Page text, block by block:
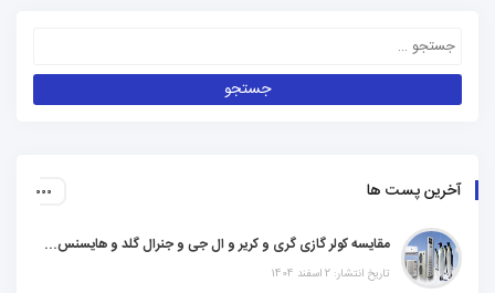
آخرین پست ها
مقایسه کولر گازی گری و کریر و ال جی و جنرال گلد و هایسنس و مدیا و اجنرال
تاریخ انتشار: 2 اسفند 1404